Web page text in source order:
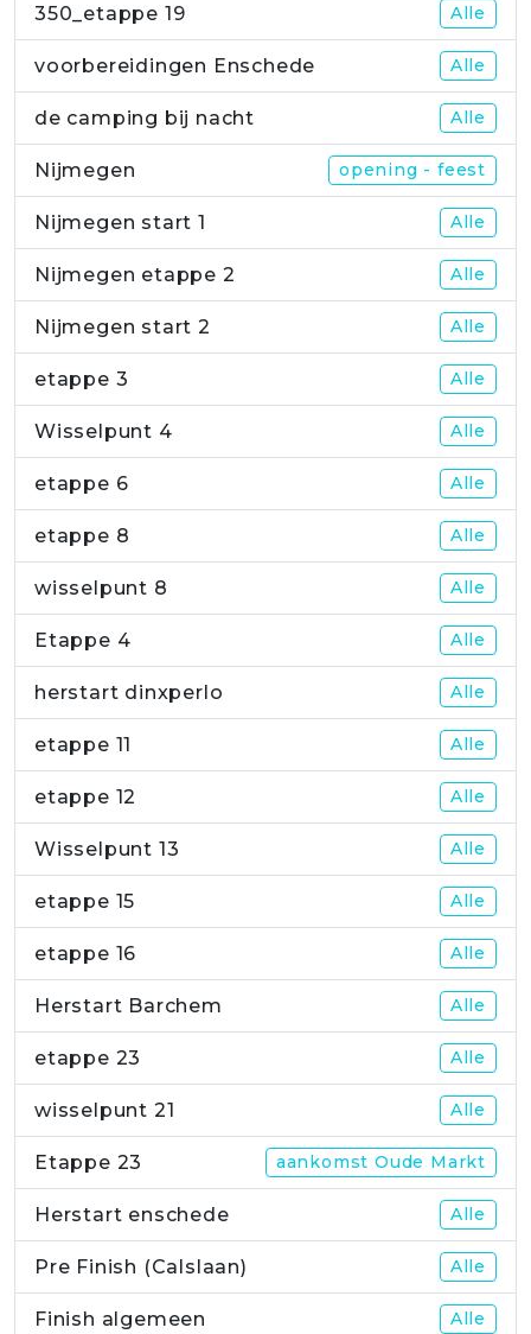
350_etappe 19 Alle
voorbereidingen Enschede Alle
de camping bij nacht Alle
Nijmegen opening - feest
Nijmegen start 1 Alle
Nijmegen etappe 2 Alle
Nijmegen start 2 Alle
etappe 3 Alle
Wisselpunt 4 Alle
etappe 6 Alle
etappe 8 Alle
wisselpunt 8 Alle
Etappe 4 Alle
herstart dinxperlo Alle
etappe 11 Alle
etappe 12 Alle
Wisselpunt 13 Alle
etappe 15 Alle
etappe 16 Alle
Herstart Barchem Alle
etappe 23 Alle
wisselpunt 21 Alle
Etappe 23 aankomst Oude Markt
Herstart enschede Alle
Pre Finish (Calslaan) Alle
Finish algemeen Alle